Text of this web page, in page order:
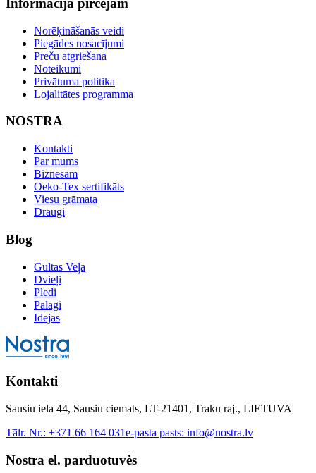
Informācija pircējam
Norēķināšanās veidi
Piegādes nosacījumi
Preču atgriešana
Noteikumi
Privātuma politika
Lojalitātes programma
NOSTRA
Kontakti
Par mums
Biznesam
Oeko-Tex sertifikāts
Viesu grāmata
Draugi
Blog
Gultas Veļa
Dvieļi
Pledi
Palagi
Idejas
Kontakti
Sausiu iela 44, Sausiu ciemats, LT-21401, Traku raj., LIETUVA
Tālr. Nr.: +371 66 164 031e-pasta pasts: info@nostra.lv
Nostra el. parduotuvės